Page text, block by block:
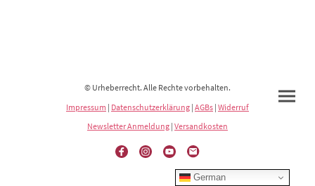
© Urheberrecht. Alle Rechte vorbehalten.
Impressum | Datenschutzerklärung | AGBs | Widerruf
Newsletter Anmeldung | Versandkosten
German